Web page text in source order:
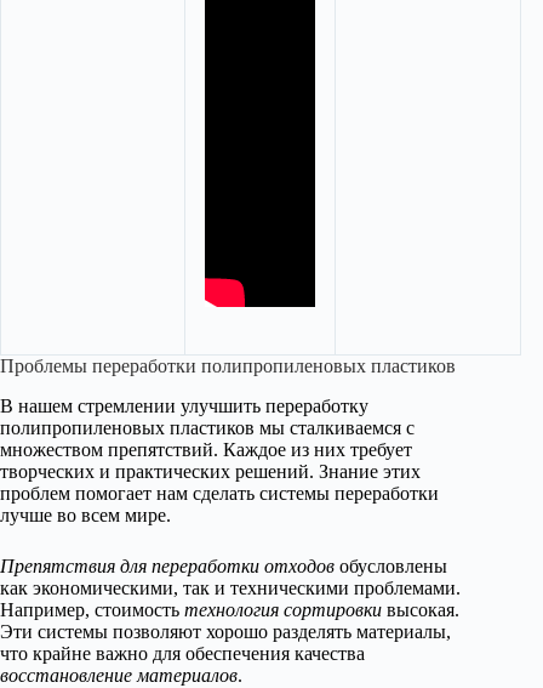
Проблемы переработки полипропиленовых пластиков
В нашем стремлении улучшить переработку
полипропиленовых пластиков мы сталкиваемся с
множеством препятствий. Каждое из них требует
творческих и практических решений. Знание этих
проблем помогает нам сделать системы переработки
лучше во всем мире.
Препятствия для переработки отходов обусловлены
как экономическими, так и техническими проблемами.
Например, стоимость технология сортировки высокая.
Эти системы позволяют хорошо разделять материалы,
что крайне важно для обеспечения качества
восстановление материалов.